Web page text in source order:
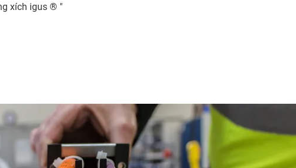
xích igus ® "